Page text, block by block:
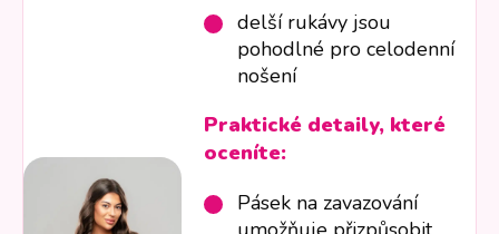
delší rukávy jsou
pohodlné pro celodenní
nošení
Praktické detaily, které
oceníte:
Pásek na zavazování